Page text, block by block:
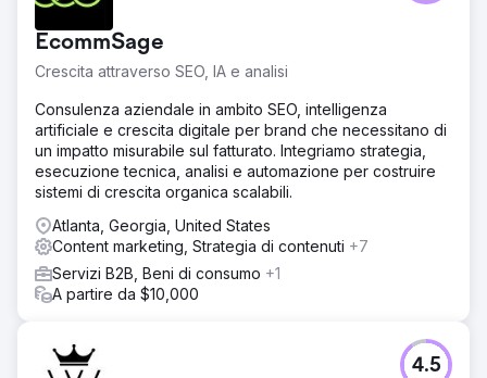
Vai alla pagina agenzia
EcommSage
Crescita attraverso SEO, IA e analisi
Consulenza aziendale in ambito SEO, intelligenza
artificiale e crescita digitale per brand che necessitano di
un impatto misurabile sul fatturato. Integriamo strategia,
esecuzione tecnica, analisi e automazione per costruire
sistemi di crescita organica scalabili.
Atlanta, Georgia, United States
Content marketing, Strategia di contenuti +7
Servizi B2B, Beni di consumo +1
A partire da $10,000
4.5